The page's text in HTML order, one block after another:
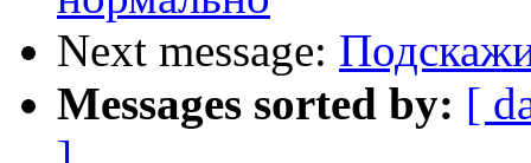
Next message:
Messages sorted by: [